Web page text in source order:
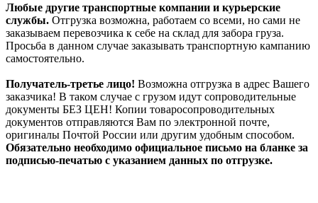
Любые другие транспортные компании и курьерские
службы. Отгрузка возможна, работаем со всеми, но сами не
заказываем перевозчика к себе на склад для забора груза.
Просьба в данном случае заказывать транспортную кампанию
самостоятельно.
Получатель-третье лицо! Возможна отгрузка в адрес Вашего
заказчика! В таком случае с грузом идут сопроводительные
документы БЕЗ ЦЕН! Копии товаросопроводительных
документов отправляются Вам по электронной почте,
оригиналы Почтой России или другим удобным способом.
Обязательно необходимо официальное письмо на бланке за
подписью-печатью с указанием данных по отгрузке.